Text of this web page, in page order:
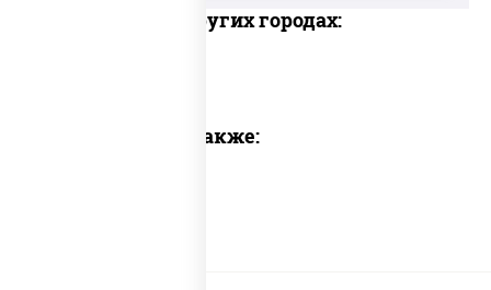
Доставка в других городах:
Предлагаем также: